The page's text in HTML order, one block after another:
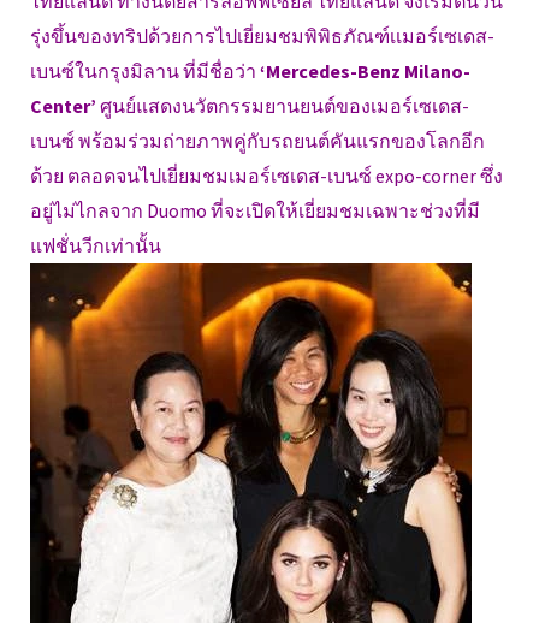
รุ่งขึ้นของทริปด้วยการไปเยี่ยมชมพิพิธภัณฑ์เเมอร์เซเดส-
เบนซ์ในกรุงมิลาน ที่มีชื่อว่า ‘Mercedes-Benz Milano-
Center’ ศูนย์แสดงนวัตกรรมยานยนต์ของเมอร์เซเดส-
เบนซ์ พร้อมร่วมถ่ายภาพคู่กับรถยนต์คันแรกของโลกอีก
ด้วย ตลอดจนไปเยี่ยมชมเมอร์เซเดส-เบนซ์ expo-corner ซึ่ง
อยู่ไม่ไกลจาก Duomo ที่จะเปิดให้เยี่ยมชมเฉพาะช่วงที่มี
แฟชั่นวีกเท่านั้น